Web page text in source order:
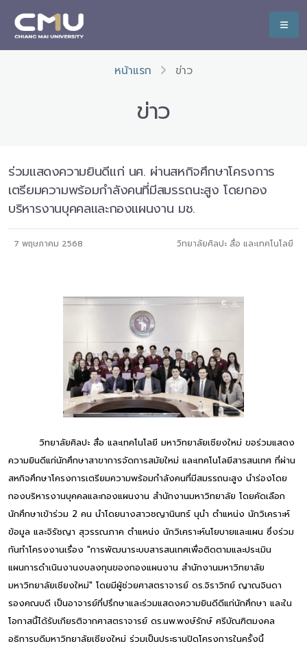
หน้าแรก ข่าว
ข่าว
ร่วมแสดงความยินดีแก่ นศ. ผ่านสหกิจศึกษาโครงการ
เตรียมความพร้อมกำลังคนที่มีสมรรถนะสูง โดยกอง
บริหารงานบุคคลและกองแผนงาน มช.
7 พฤษภาคม 2568 วิทยาลัยศิลปะ สื่อ และเทคโนโลยี
วิทยาลัยศิลปะ สื่อ และเทคโนโลยี มหาวิทยาลัยเชียงใหม่ ขอร่วมแสดง
ความยินดีแก่นักศึกษาสาขาการจัดการสมัยใหม่ และเทคโนโลยีสารสนเทศ ที่ผ่าน
สหกิจศึกษาโครงการเตรียมความพร้อมกำลังคนที่มีสมรรถนะสูง นำร่องโดย
กองบริหารงานบุคคลและกองแผนงาน สำนักงานมหาวิทยาลัย โดยคัดเลือก
นักศึกษาเข้าร่วม 2 คน นำโดยนางสาวชญานินทร์ นุนำ ตำแหน่ง นักวิเคราะห์
ข้อมูล และจิรัชญา สุวรรณภาค ตำแหน่ง นักวิเคราะห์นโยบายและแผน ซึ่งร่วม
กันทำโครงงานเรื่อง "การพัฒนาระบบสารสนเทศเพื่อติดตามและประเมิน
แผนการดำเนินงานงบลงทุนของกองแผนงาน สำนักงานมหาวิทยาลัย
มหาวิทยาลัยเชียงใหม่" โดยมีผู้ช่วยศาสตราจารย์ ดร.จิราวิทย์ ญาณจินดา
รองคณบดี เป็นอาจารย์ที่ปรึกษาและร่วมแสดงความยินดีดีแก่นักศึกษา และใน
โอกาสนี้ได้รับเกียรติจากศาสตราจารย์ ดร.นพ.พงษ์รักษ์ ศรีบัณฑิตมงคล
อธิการบดีมหาวิทยาลัยเชียงใหม่ ร่วมเป็นประธานปิดโครงการในครั้งนี้